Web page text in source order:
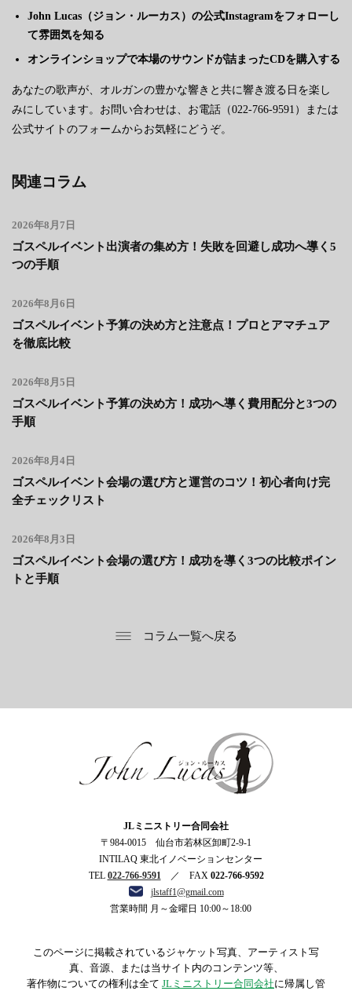
John Lucas（ジョン・ルーカス）の公式Instagramをフォローし
て雰囲気を知る
オンラインショップで本場のサウンドが詰まったCDを購入する
あなたの歌声が、オルガンの豊かな響きと共に響き渡る日を楽し
みにしています。お問い合わせは、お電話（022-766-9591）または
公式サイトのフォームからお気軽にどうぞ。
関連コラム
2026年8月7日
ゴスペルイベント出演者の集め方！失敗を回避し成功へ導く5
つの手順
2026年8月6日
ゴスペルイベント予算の決め方と注意点！プロとアマチュア
を徹底比較
2026年8月5日
ゴスペルイベント予算の決め方！成功へ導く費用配分と3つの
手順
2026年8月4日
ゴスペルイベント会場の選び方と運営のコツ！初心者向け完
全チェックリスト
2026年8月3日
ゴスペルイベント会場の選び方！成功を導く3つの比較ポイン
トと手順
コラム一覧へ戻る
JLミニストリー合同会社
〒984-0015 仙台市若林区卸町2-9-1
INTILAQ 東北イノベーションセンター
TEL 022-766-9591／ FAX 022-766-9592
jlstaff1@gmail.com
営業時間 月～金曜日 10:00～18:00
このページに掲載されているジャケット写真、アーティスト写
真、音源、または当サイト内のコンテンツ等、
著作物についての権利は全て JLミニストリー合同会社に帰属し管